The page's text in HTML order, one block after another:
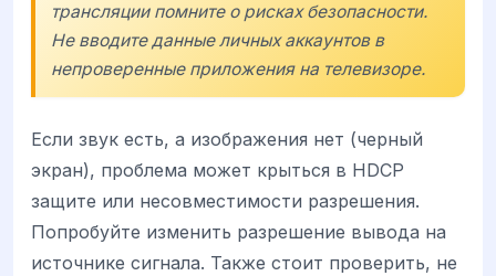
трансляции помните о рисках безопасности.
Не вводите данные личных аккаунтов в
непроверенные приложения на телевизоре.
Если звук есть, а изображения нет (черный
экран), проблема может крыться в HDCP
защите или несовместимости разрешения.
Попробуйте изменить разрешение вывода на
источнике сигнала. Также стоит проверить, не